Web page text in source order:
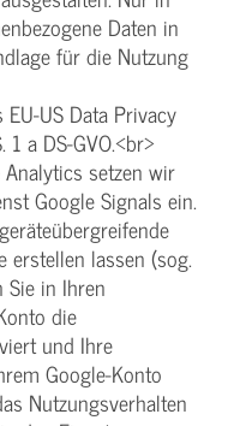
Daten in
für die Nutzung
US Data Privacy
a DS-GVO.<br>
setzen wir
Google Signals ein.
erstellen lassen (sog.
Sie in Ihren
die
und Ihre
Google-Konto
Nutzungsverhalten